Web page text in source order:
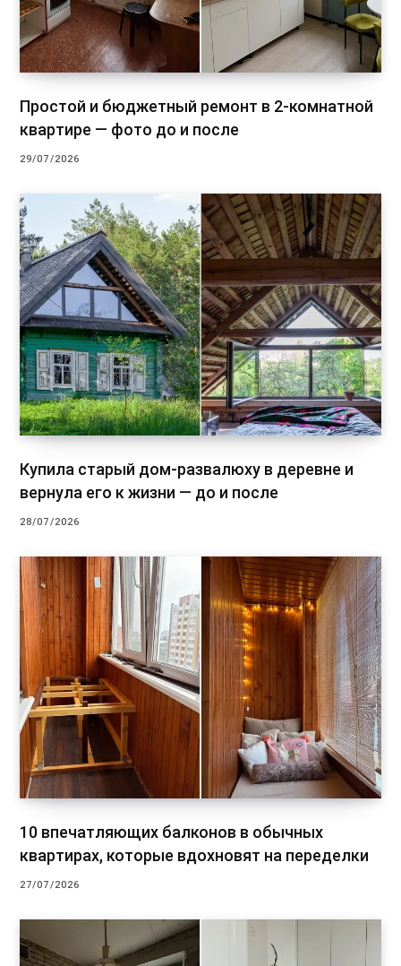
Простой и бюджетный ремонт в 2-комнатной
квартире — фото до и после
29/07/2026
Купила старый дом-развалюху в деревне и
вернула его к жизни — до и после
28/07/2026
10 впечатляющих балконов в обычных
квартирах, которые вдохновят на переделки
27/07/2026